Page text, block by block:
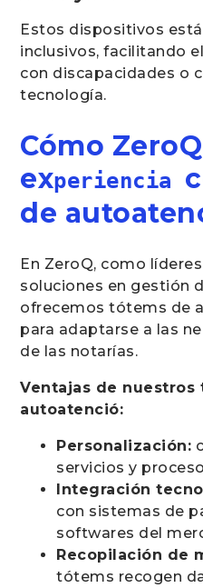
Estos dispositivos
inclusivos, facilitando
con discapacidades o
tecnología.
Cómo
experiencia
de
En ZeroQ, como
soluciones en gestión
ofrecemos tótems de
para adaptarse a las
de las notarías.
Ventajas de nuestros
autoatenció:
Personalización:
servicios y
Integración
con sistemas de
softwares del
Recopilación de
tótems recogen